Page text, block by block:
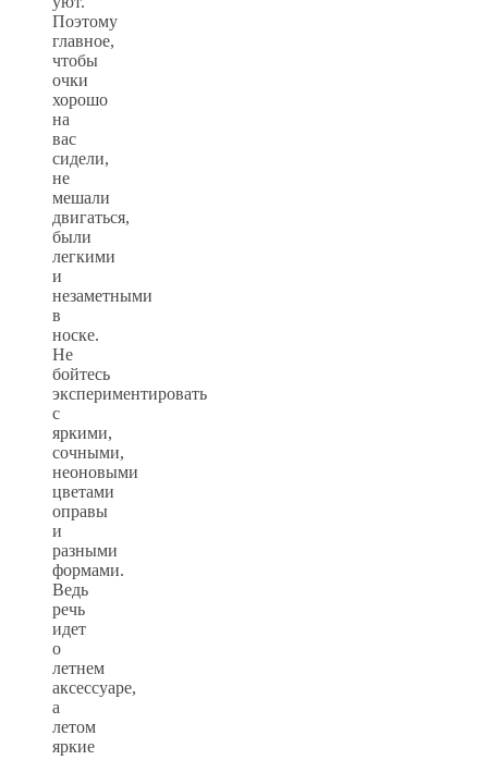
Поэтому
главное,
чтобы
очки
хорошо
на
вас
сидели,
не
мешали
двигаться,
были
легкими
и
незаметными
в
носке.
Не
бойтесь
экспериментировать
с
яркими,
сочными,
неоновыми
цветами
оправы
и
разными
формами.
Ведь
речь
идет
о
летнем
аксессуаре,
а
летом
яркие